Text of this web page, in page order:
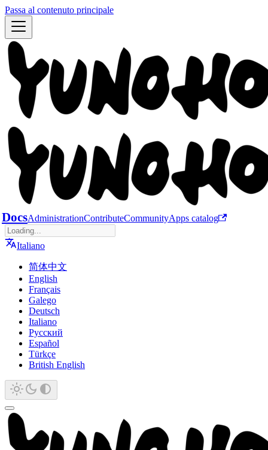
Passa al contenuto principale
DocsAdministrationContributeCommunityApps catalog
Italiano
简体中文
English
Français
Galego
Deutsch
Italiano
Русский
Español
Türkçe
British English